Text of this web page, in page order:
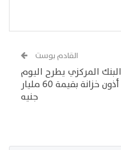
القادم بوست
البنك المركزي يطرح اليوم
أذون خزانة بقيمة 60 مليار
جنيه